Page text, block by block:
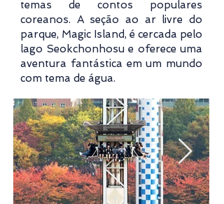
temas de contos populares
coreanos. A seção ao ar livre do
parque, Magic Island, é cercada pelo
lago Seokchonhosu e oferece uma
aventura fantástica em um mundo
com tema de água.